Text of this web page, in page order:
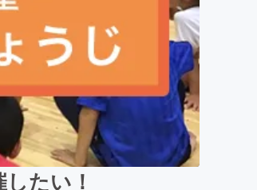
たい！